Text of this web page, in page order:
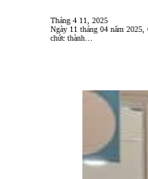
Tháng 4 11, 2025
Ngày 11 tháng 04 năm
chức thành…